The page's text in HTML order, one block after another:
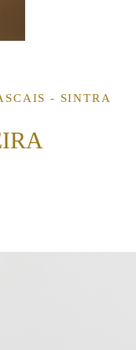
- SINTRA